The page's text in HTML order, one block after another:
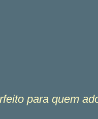
para quem